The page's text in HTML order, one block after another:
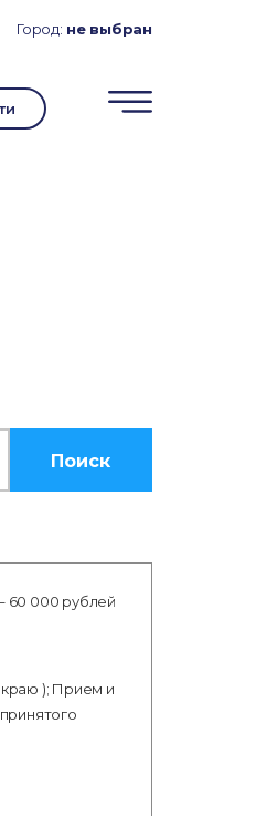
Город: не выбран
Поиск
60 000 рублей
); Прием и